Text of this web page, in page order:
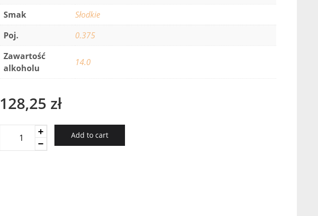
Smak
Słodkie
Poj.
0.375
Zawartość
alkoholu
14.0
128,25 zł
Scopeto
Add to cart